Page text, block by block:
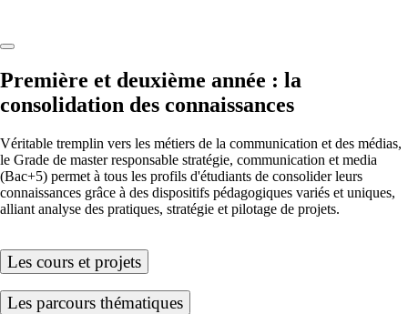
Première et deuxième année : la
consolidation des connaissances
Véritable tremplin vers les métiers de la communication et des médias,
le Grade de master responsable stratégie, communication et media
(Bac+5) permet à tous les profils d'étudiants de consolider leurs
connaissances grâce à des dispositifs pédagogiques variés et uniques,
alliant analyse des pratiques, stratégie et pilotage de projets.
Les cours et projets
Les parcours thématiques